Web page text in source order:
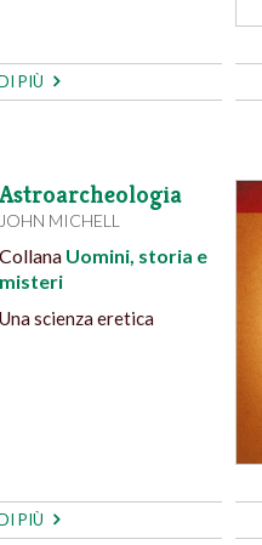
PIÙ
Astroarcheologia
JOHN MICHELL
Collana Uomini, storia e
misteri
Una scienza eretica
PIÙ